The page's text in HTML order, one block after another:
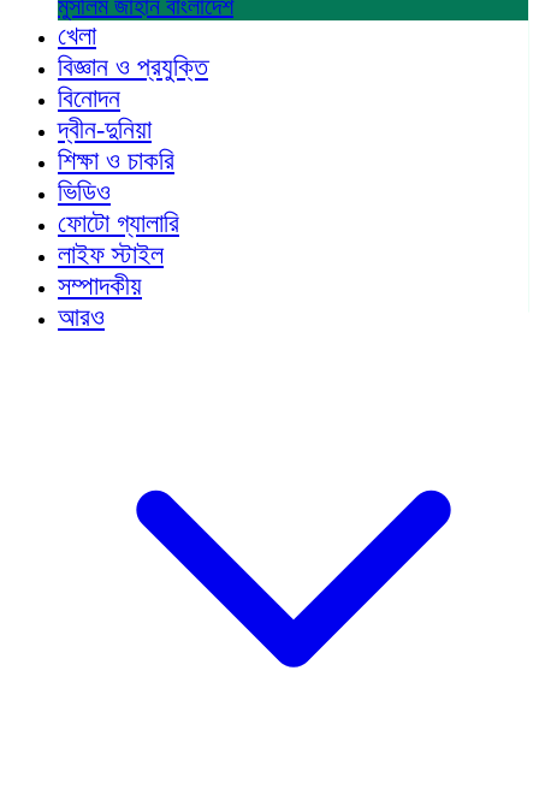
মুসলিম জাহান বাংলাদেশ
খেলা
বিজ্ঞান ও প্রযুক্তি
বিনোদন
দ্বীন-দুনিয়া
শিক্ষা ও চাকরি
ভিডিও
ফোটো গ্যালারি
লাইফ স্টাইল
সম্পাদকীয়
আরও